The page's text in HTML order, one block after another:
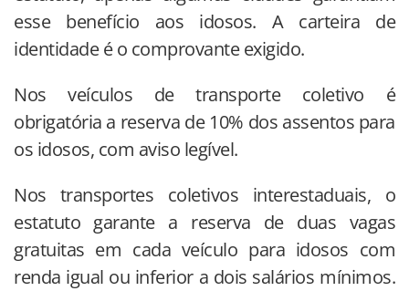
esse benefício aos idosos. A carteira de
identidade é o comprovante exigido.
Nos veículos de transporte coletivo é
obrigatória a reserva de 10% dos assentos para
os idosos, com aviso legível.
Nos transportes coletivos interestaduais, o
estatuto garante a reserva de duas vagas
gratuitas em cada veículo para idosos com
renda igual ou inferior a dois salários mínimos.